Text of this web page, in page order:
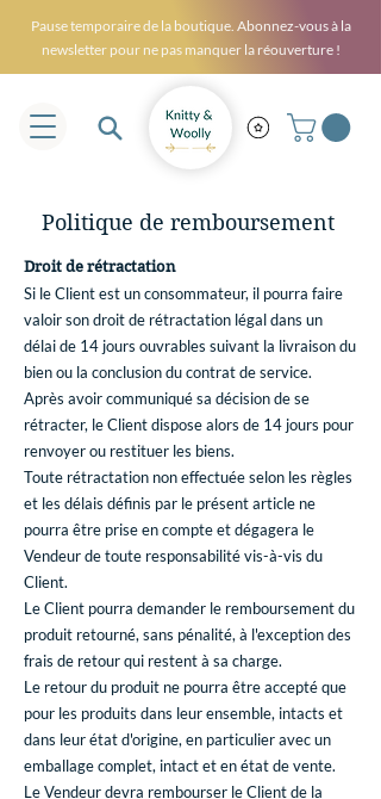
Pause temporaire de la boutique. Abonnez-vous à la
newsletter pour ne pas manquer la réouverture !
Politique de remboursement
Droit de rétractation
Si le Client est un consommateur, il pourra faire
valoir son droit de rétractation légal dans un
délai de 14 jours ouvrables suivant la livraison du
bien ou la conclusion du contrat de service.
Après avoir communiqué sa décision de se
rétracter, le Client dispose alors de 14 jours pour
renvoyer ou restituer les biens.
Toute rétractation non effectuée selon les règles
et les délais définis par le présent article ne
pourra être prise en compte et dégagera le
Vendeur de toute responsabilité vis-à-vis du
Client.
Le Client pourra demander le remboursement du
produit retourné, sans pénalité, à l'exception des
frais de retour qui restent à sa charge.
Le retour du produit ne pourra être accepté que
pour les produits dans leur ensemble, intacts et
dans leur état d'origine, en particulier avec un
emballage complet, intact et en état de vente.
Le Vendeur devra rembourser le Client de la